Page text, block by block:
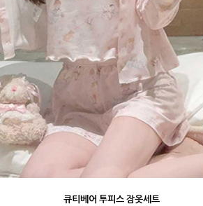
큐티베어 투피스 잠옷세트